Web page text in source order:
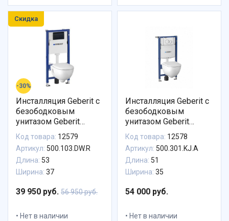
Скидка
-30%
Инсталляция Geberit с
безободковым
унитазом Geberit
Renova, 500.103.DW.R,
сиденье микролифт,
комплект Идеальная
пара
Код товара: 12579
Артикул: 500.103.DW.R
Длина: 53
Ширина: 37
39 950 руб. 56 950 руб.
Нет в наличии
Инсталляция Geberit с
безободковым
унитазом Geberit
Acanto Rimfree,
500.301.KJ.A, сиденье
микролифт, комплект
Идеальная пара
Код товара: 12578
Артикул: 500.301.KJ.A
Длина: 51
Ширина: 35
54 000 руб.
Нет в наличии